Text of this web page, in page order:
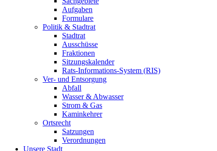
Aufgaben
Formulare
Politik & Stadtrat
Stadtrat
Ausschüsse
Fraktionen
Sitzungskalender
Rats-Informations-System (RIS)
Ver- und Entsorgung
Abfall
Wasser & Abwasser
Strom & Gas
Kaminkehrer
Ortsrecht
Satzungen
Verordnungen
Unsere Stadt